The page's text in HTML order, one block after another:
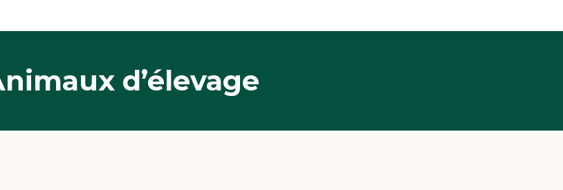
d’élevage